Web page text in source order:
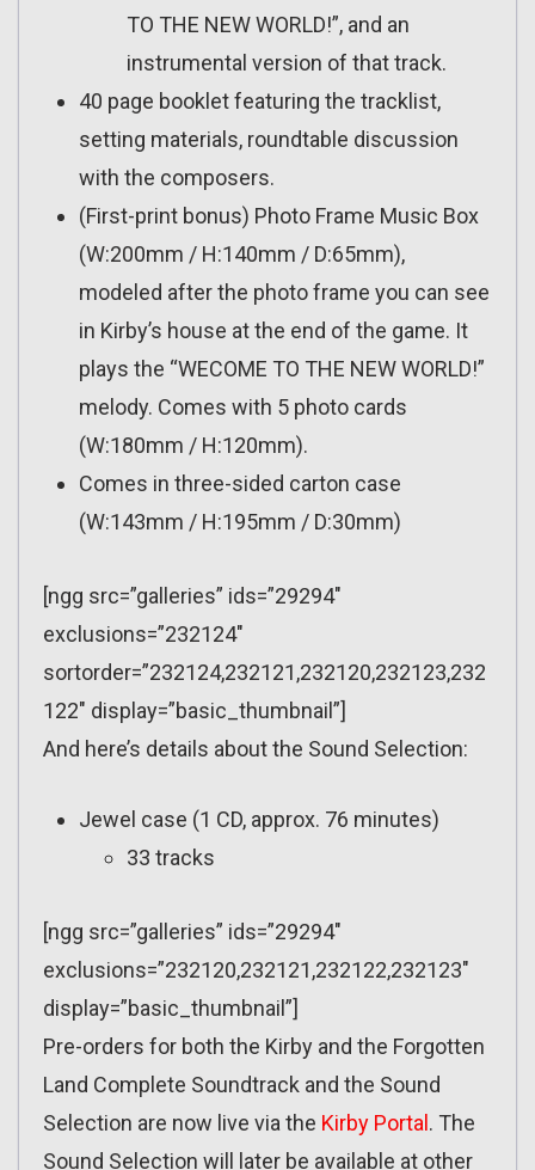
TO THE NEW WORLD!”, and an
instrumental version of that track.
40 page booklet featuring the tracklist,
setting materials, roundtable discussion
with the composers.
(First-print bonus) Photo Frame Music Box
(W:200mm / H:140mm / D:65mm),
modeled after the photo frame you can see
in Kirby’s house at the end of the game. It
plays the “WECOME TO THE NEW WORLD!”
melody. Comes with 5 photo cards
(W:180mm / H:120mm).
Comes in three-sided carton case
(W:143mm / H:195mm / D:30mm)
[ngg src=”galleries” ids=”29294″
exclusions=”232124″
sortorder=”232124,232121,232120,232123,232
122″ display=”basic_thumbnail”]
And here’s details about the Sound Selection:
Jewel case (1 CD, approx. 76 minutes)
33 tracks
[ngg src=”galleries” ids=”29294″
exclusions=”232120,232121,232122,232123″
display=”basic_thumbnail”]
Pre-orders for both the Kirby and the Forgotten
Land Complete Soundtrack and the Sound
Selection are now live via the Kirby Portal . The
Sound Selection will later be available at other